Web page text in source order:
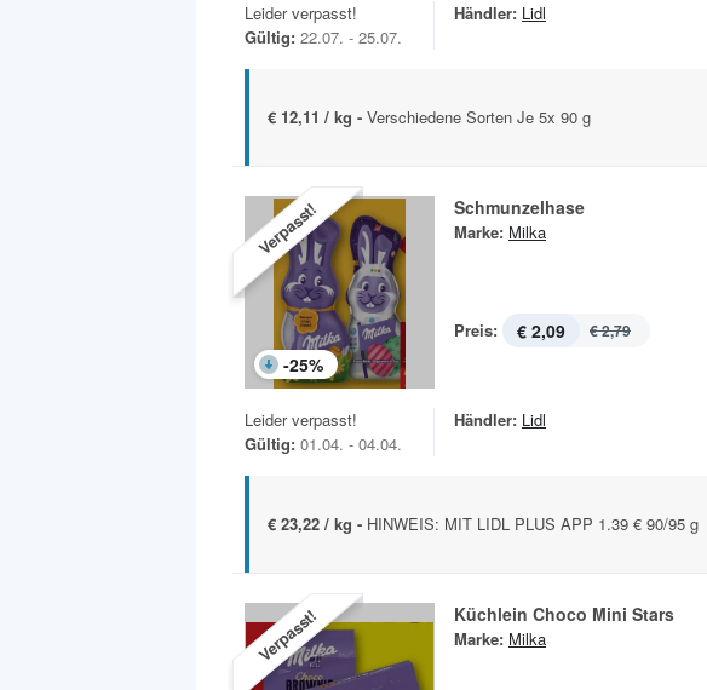
Leider verpasst!
Gültig: 22.07. - 25.07.
Händler: Lidl
€ 12,11 / kg - Verschiedene Sorten Je 5x 90 g
Verpasst!
-25%
Schmunzelhase
Marke: Milka
Preis: € 2,09 € 2,79
Leider verpasst!
Gültig: 01.04. - 04.04.
Händler: Lidl
€ 23,22 / kg - HINWEIS: MIT LIDL PLUS APP 1.39 € 90/95 g
Verpasst! Küchlein Choco Mini Stars
Marke: Milka